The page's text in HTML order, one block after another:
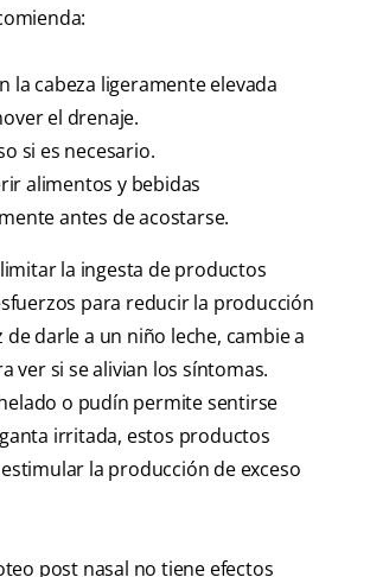
la cabeza ligeramente elevada
el drenaje.
si es necesario.
alimentos y bebidas
antes de acostarse.
la ingesta de productos
para reducir la producción
de darle a un niño leche, cambie a
ver si se alivian los síntomas.
o pudín permite sentirse
irritada, estos productos
la producción de exceso
post nasal no tiene efectos